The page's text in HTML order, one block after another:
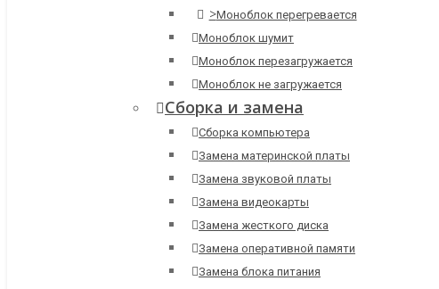
>Моноблок перегревается
Моноблок шумит
Моноблок перезагружается
Моноблок не загружается
Сборка и замена
Сборка компьютера
Замена материнской платы
Замена звуковой платы
Замена видеокарты
Замена жесткого диска
Замена оперативной памяти
Замена блока питания